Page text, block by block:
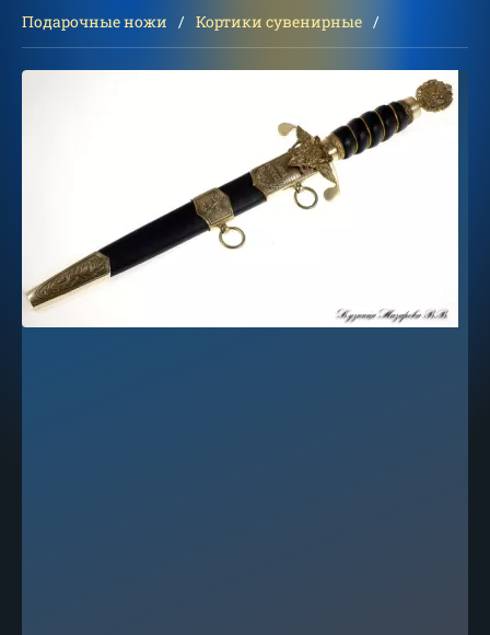
Подарочные ножи
Кортики сувенирные